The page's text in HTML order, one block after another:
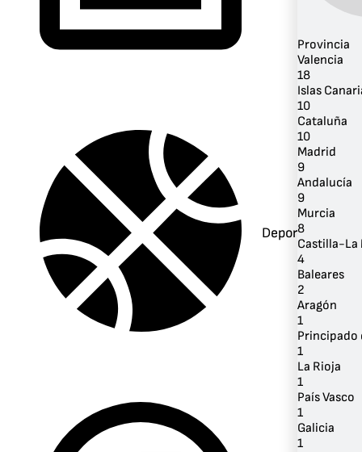
Deportes
Provincia
Valencia
18
Islas
10
Cataluña
10
Madrid
9
Andalucía
9
Murcia
8
Castilla-La
4
Baleares
2
Aragón
1
Principado
1
La Rioja
1
País Vasco
1
Galicia
1